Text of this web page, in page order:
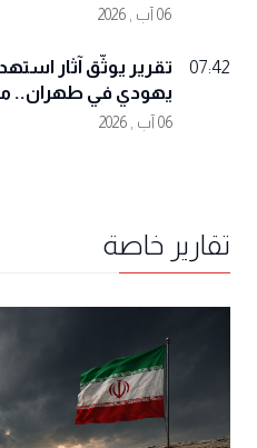
06 آب , 2026
07:42
تقرير يوثّق آثار
يهودي في طهران.. ما
06 آب , 2026
تقارير خاصة